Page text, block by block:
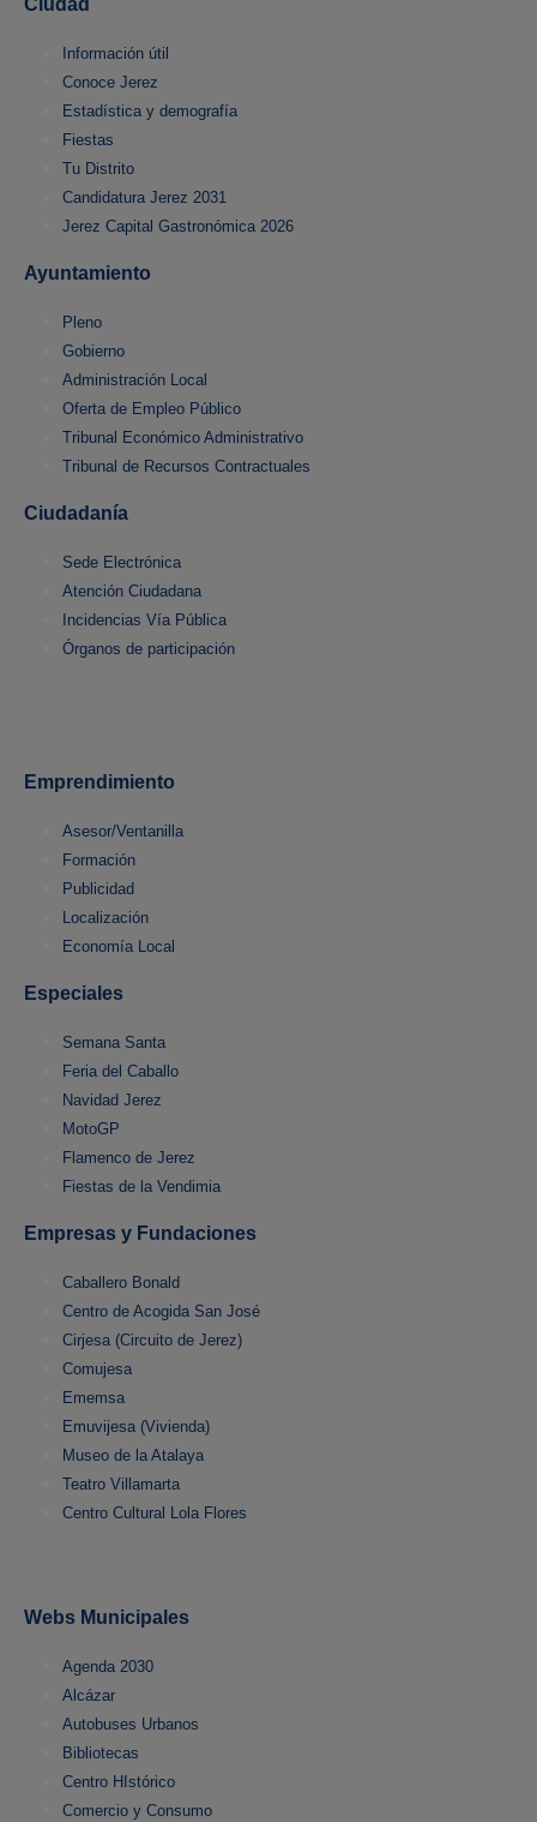
Ciudad
Información útil
Conoce Jerez
Estadística y demografía
Fiestas
Tu Distrito
Candidatura Jerez 2031
Jerez Capital Gastronómica 2026
Ayuntamiento
Pleno
Gobierno
Administración Local
Oferta de Empleo Público
Tribunal Económico Administrativo
Tribunal de Recursos Contractuales
Ciudadanía
Sede Electrónica
Atención Ciudadana
Incidencias Vía Pública
Órganos de participación
Emprendimiento
Asesor/Ventanilla
Formación
Publicidad
Localización
Economía Local
Especiales
Semana Santa
Feria del Caballo
Navidad Jerez
MotoGP
Flamenco de Jerez
Fiestas de la Vendimia
Empresas y Fundaciones
Caballero Bonald
Centro de Acogida San José
Cirjesa (Circuito de Jerez)
Comujesa
Ememsa
Emuvijesa (Vivienda)
Museo de la Atalaya
Teatro Villamarta
Centro Cultural Lola Flores
Webs Municipales
Agenda 2030
Alcázar
Autobuses Urbanos
Bibliotecas
Centro HIstórico
Comercio y Consumo